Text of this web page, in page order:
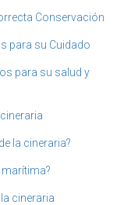
Conservación
para su Cuidado
para su salud y
la cineraria?
cineraria